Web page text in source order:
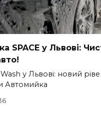
SPACE у Львові:
Wash у Львові: новий
Автомийка